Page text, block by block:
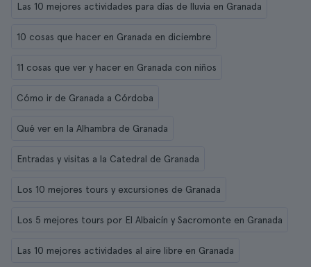
Las 10 mejores actividades para días de lluvia en Granada
10 cosas que hacer en Granada en diciembre
11 cosas que ver y hacer en Granada con niños
Cómo ir de Granada a Córdoba
Qué ver en la Alhambra de Granada
Entradas y visitas a la Catedral de Granada
Los 10 mejores tours y excursiones de Granada
Los 5 mejores tours por El Albaicín y Sacromonte en Granada
Las 10 mejores actividades al aire libre en Granada